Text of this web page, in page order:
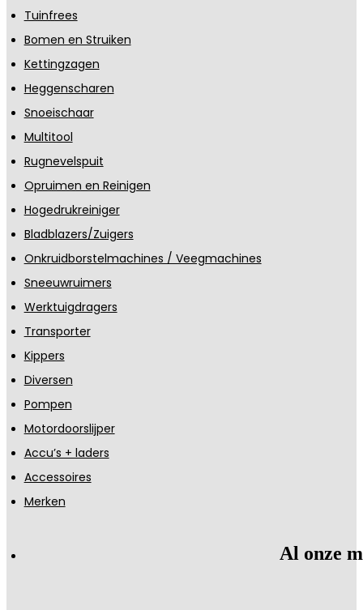
Tuinfrees
Bomen en Struiken
Kettingzagen
Heggenscharen
Snoeischaar
Multitool
Rugnevelspuit
Opruimen en Reinigen
Hogedrukreiniger
Bladblazers/Zuigers
Onkruidborstelmachines / Veegmachines
Sneeuwruimers
Werktuigdragers
Transporter
Kippers
Diversen
Pompen
Motordoorslijper
Accu’s + laders
Accessoires
Merken
Al onze